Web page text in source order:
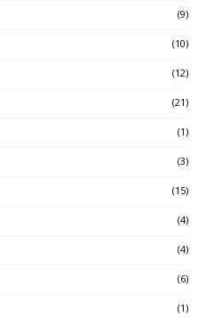
(9)
(10)
(12)
(21)
(1)
(3)
(15)
(4)
(4)
(6)
(1)